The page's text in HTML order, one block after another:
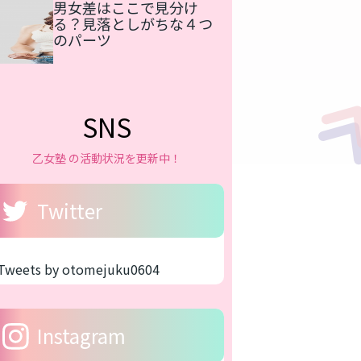
男女差はここで見分け
る？見落としがちな４つ
のパーツ
SNS
乙女塾 の活動状況を更新中！
Twitter
by otomejuku0604
Instagram